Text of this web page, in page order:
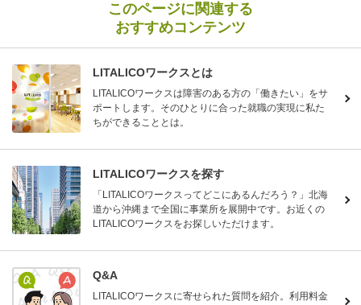
このページに関連する
おすすめコンテンツ
LITALICOワークスとは
LITALICOワークスは障害のある方の「働きたい」をサ
ポートします。そのひとりに合った就職の実現に私た
ちができることとは。
LITALICOワークスを探す
「LITALICOワークスってどこにあるんだろう？」北海
道から沖縄まで全国に事業所を展開中です。お近くの
LITALICOワークスをお探しいただけます。
Q&A
LITALICOワークスに寄せられた質問を紹介。利用料金